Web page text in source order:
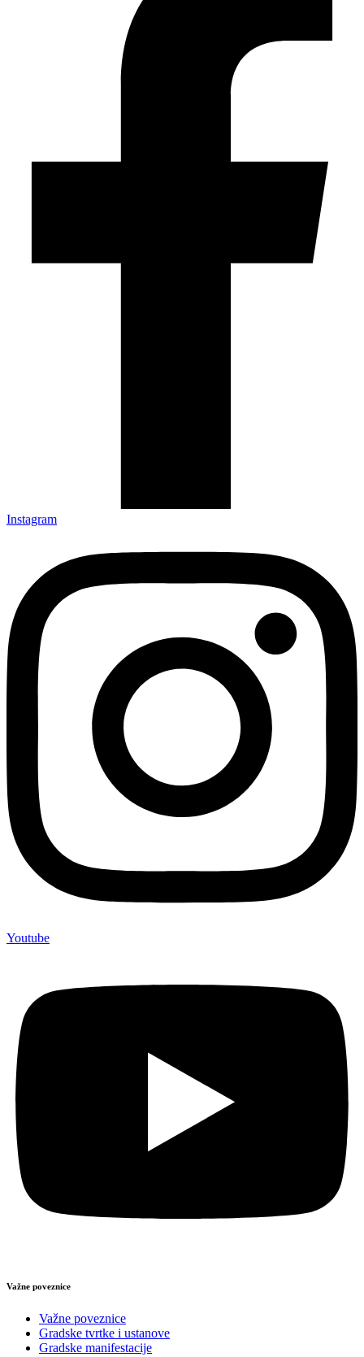
Instagram
Youtube
Važne poveznice
Važne poveznice
Gradske tvrtke i ustanove
Gradske manifestacije